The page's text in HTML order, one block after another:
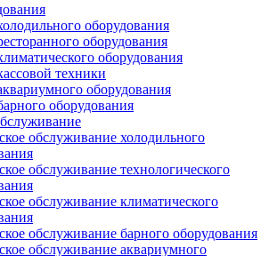
оборудования
оборудования
оборудования
техники
оборудования
оборудования
обслуживание холодильного
обслуживание технологического
обслуживание климатического
обслуживание барного оборудования
обслуживание аквариумного